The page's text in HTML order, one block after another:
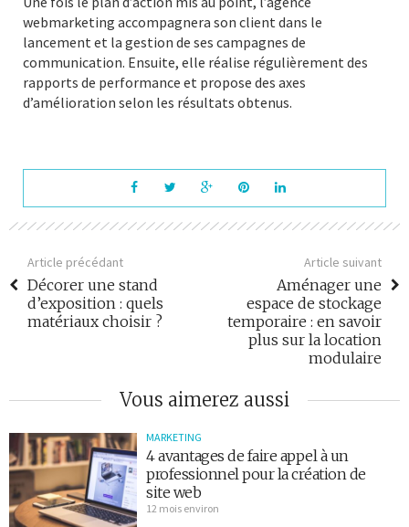
webmarketing accompagnera son client dans le
lancement et la gestion de ses campagnes de
communication. Ensuite, elle réalise régulièrement des
rapports de performance et propose des axes
d’amélioration selon les résultats obtenus.
Article précédant
Décorer une stand
d’exposition : quels
matériaux choisir ?
Article suivant
Aménager une
espace de stockage
temporaire : en savoir
plus sur la location
modulaire
Vous aimerez aussi
MARKETING
4 avantages de faire appel à un
professionnel pour la création de
site web
12 mois environ